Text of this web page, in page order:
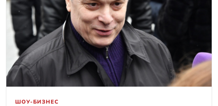
ШОУ-БИЗНЕС